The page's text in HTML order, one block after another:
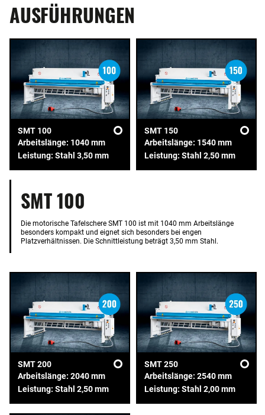
AUSFÜHRUNGEN
SMT 100
Arbeitslänge: 1040 mm
Leistung: Stahl 3,50 mm
SMT 150
Arbeitslänge: 1540 mm
Leistung: Stahl 2,50 mm
SMT 100
Die motorische Tafelschere SMT 100 ist mit 1040 mm Arbeitslänge
besonders kompakt und eignet sich besonders bei engen
Platzverhältnissen. Die Schnittleistung beträgt 3,50 mm Stahl.
SMT 200
Arbeitslänge: 2040 mm
Leistung: Stahl 2,50 mm
SMT 250
Arbeitslänge: 2540 mm
Leistung: Stahl 2,00 mm